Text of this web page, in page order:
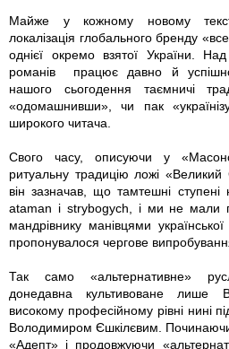
Майже у кожному новому
локалізація глобального бренду
однієї окремо взятої України.
романів працює давно й
нашого сьогодення таємничі
«одомашнивши», чи пак
широкого читача.
Свого часу, описуючи у
ритуальну традицію ложі «Великий
він зазначав, що тамтешні
ataman і strybogych, і ми не мали
мандрівнику манівцями
пропонувалося чергове
Так само «альтернативне»
донедавна культивоване лише
високому професійному рівні нині
Володимиром Єшкілєвим.
«Адепт» і продовжуючи